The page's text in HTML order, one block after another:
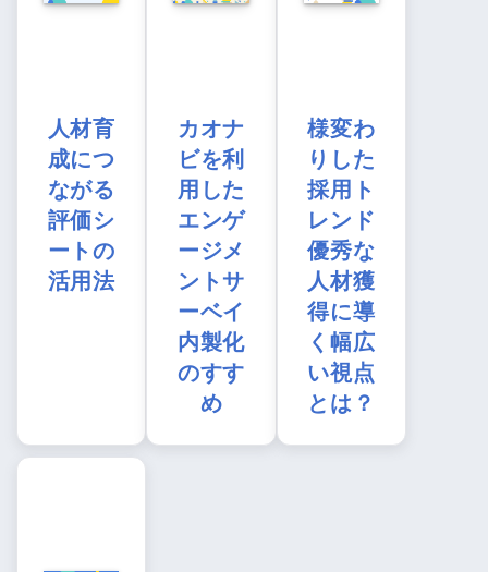
人材育
成につ
ながる
評価シ
ートの
活用法
カオナ
ビを利
用した
エンゲ
ージメ
ントサ
ーベイ
内製化
のすす
め
様変わ
りした
採用ト
レンド
優秀な
人材獲
得に導
く幅広
い視点
とは？